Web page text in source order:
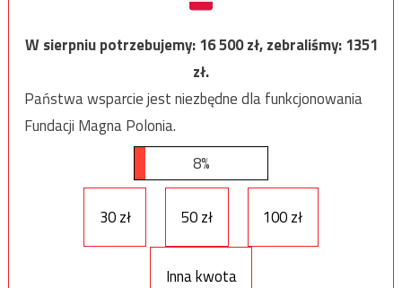
W sierpniu potrzebujemy:16 500zł, zebraliśmy:1351
zł.
Państwa wsparcie jest niezbędne dla funkcjonowania
Fundacji Magna Polonia.
8%
30 zł 50 zł 100 zł
Inna kwota